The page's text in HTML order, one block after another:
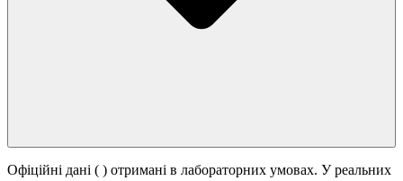
Офіційні дані ( ) отримані в лабораторних умовах. У реальних